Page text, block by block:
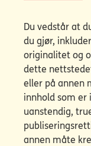
Du vedstår at
du gjør,
originalitet og
dette
eller på annen
innhold som
uanstendig,
annen måte